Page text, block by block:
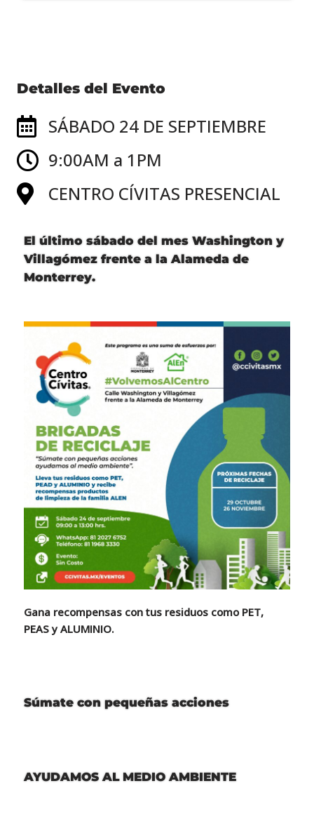
Detalles del Evento
SÁBADO 24 DE SEPTIEMBRE
9:00AM a 1PM
CENTRO CÍVITAS PRESENCIAL
El último sábado del mes Washington y
Villagómez frente a la Alameda de
Monterrey.
Gana recompensas con tus residuos como PET,
PEAS y ALUMINIO.
Súmate con pequeñas acciones
AYUDAMOS AL MEDIO AMBIENTE